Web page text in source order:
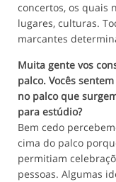
concertos, os quais
lugares, culturas.
marcantes
Muita gente vos
palco. Vocês
no palco que
para estúdio?
Bem cedo
cima do palco
permitiam
pessoas. Algumas